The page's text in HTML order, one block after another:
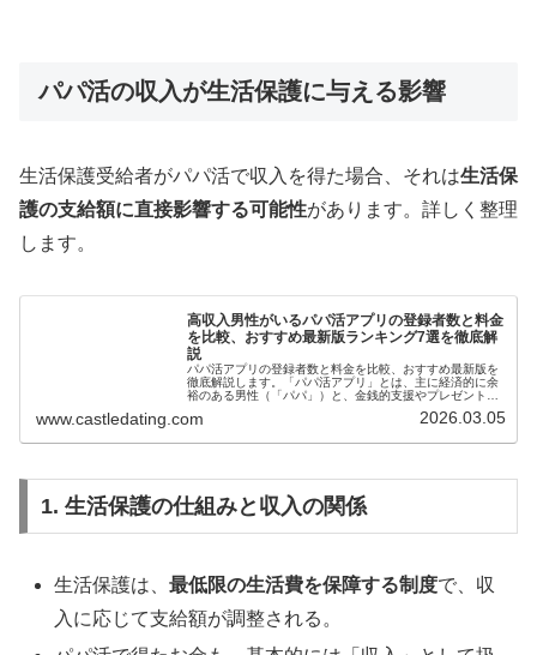
パパ活の収入が生活保護に与える影響
生活保護受給者がパパ活で収入を得た場合、それは生活保
護の支給額に直接影響する可能性があります。詳しく整理
します。
高収入男性がいるパパ活アプリの登録者数と料金
を比較、おすすめ最新版ランキング7選を徹底解
説
パパ活アプリの登録者数と料金を比較、おすすめ最新版を
徹底解説します。「パパ活アプリ」とは、主に経済的に余
裕のある男性（「パパ」）と、金銭的支援やプレゼントを
マホアプリのことです。💡
www.castledating.com 2026.03.05
1. 生活保護の仕組みと収入の関係
生活保護は、最低限の生活費を保障する制度で、収
入に応じて支給額が調整される。